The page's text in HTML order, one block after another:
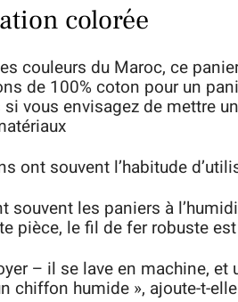
colorée
couleurs du Maroc, ce
de 100% coton pour un
vous envisagez de mettre
ont souvent l’habitude
souvent les paniers à
pièce, le fil de fer robuste
– il se lave en machine,
chiffon humide », ajoute-t-